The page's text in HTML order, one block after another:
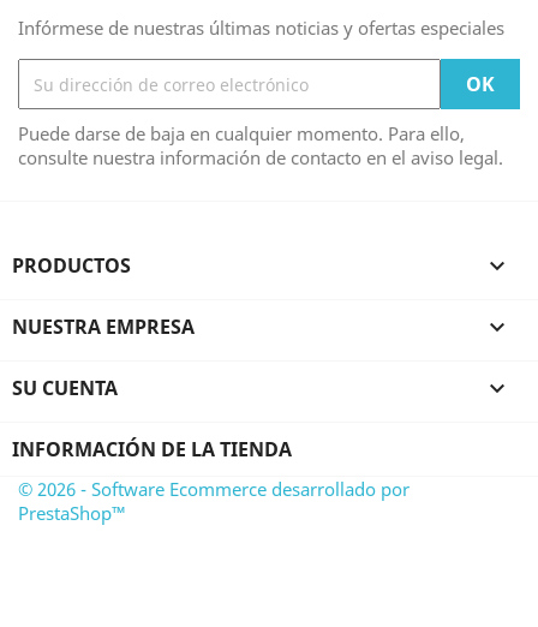
Infórmese de nuestras últimas noticias y ofertas especiales
Puede darse de baja en cualquier momento. Para ello,
consulte nuestra información de contacto en el aviso legal.
PRODUCTOS 
NUESTRA EMPRESA 
SU CUENTA 
INFORMACIÓN DE LA TIENDA
© 2026 - Software Ecommerce desarrollado por
PrestaShop™